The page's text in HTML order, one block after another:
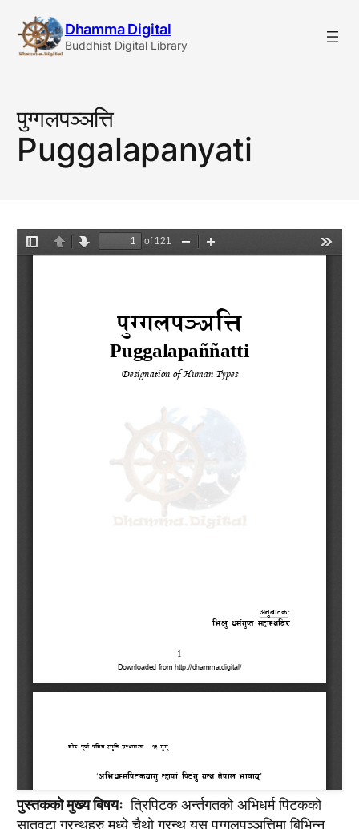
content
Dhamma Digital
Buddhist Digital Library
पुग्गलपञ्ञत्ति
Puggalapanyati
पुस्तककाे मुख्य बिषयःत्रिपिटक अर्न्तगतकाे अभिधर्म पिटककाे
सातवटा ग्रन्थहरु मध्ये चैथाे ग्रन्थ यस पुग्गलपञ्ञत्तिमा बिभिन्न